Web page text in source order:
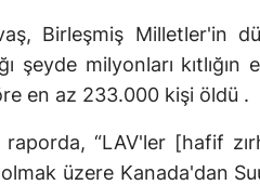
Birleşmiş Milletler'in
şeyde milyonları
en az 233.000 kişi öldü .
“LAV'ler [hafif
üzere Kanada'dan